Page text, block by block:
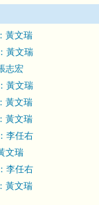
黃文瑞
黃文瑞
志宏
黃文瑞
黃文瑞
黃文瑞
李任右
文瑞
李任右
黃文瑞